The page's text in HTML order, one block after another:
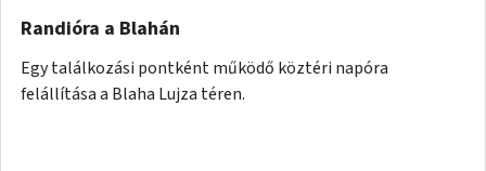
Randióra a Blahán
Egy találkozási pontként működő köztéri napóra
felállítása a Blaha Lujza téren.